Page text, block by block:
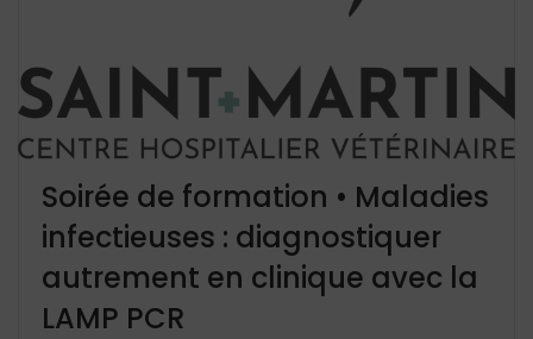
Soirée de formation • Maladies
infectieuses : diagnostiquer
autrement en clinique avec la
LAMP PCR